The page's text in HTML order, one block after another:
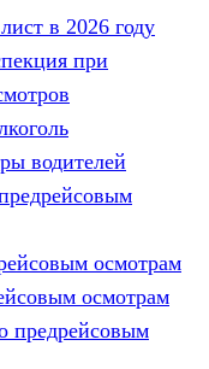
в 2026 году
при
водителей
осмотрам
осмотрам
предрейсовым